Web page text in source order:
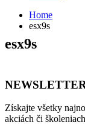
Home
esx9s
esx9s
Získajte všetky
akciách či